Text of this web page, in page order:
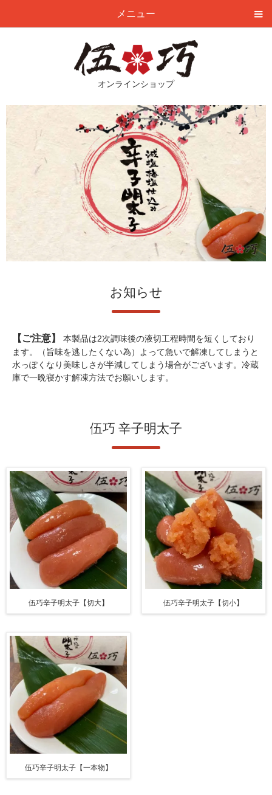
メニュー
オンラインショップ
お知らせ
【ご注意】
本製品は2次調味後の液切工程時間を短くしており
ます。（旨味を逃したくない為）よって急いで解凍してしまうと
水っぽくなり美味しさが半減してしまう場合がございます。冷蔵
庫で一晩寝かす解凍方法でお願いします。
伍巧 辛子明太子
伍巧辛子明太子【切大】 伍巧辛子明太子【切小】
伍巧辛子明太子【一本物】